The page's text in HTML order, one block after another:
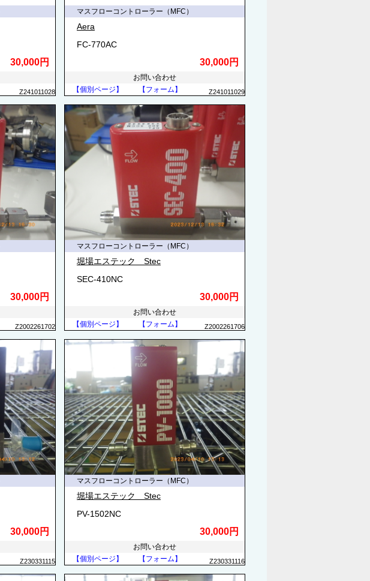
30,000円
Z241011028
マスフローコントローラー（MFC）
Aera
FC-770AC
30,000円
お問い合わせ
【個別ページ】
【フォーム】 Z241011029
30,000円
Z2002261702
マスフローコントローラー（MFC）
堀場エステック Stec
SEC-410NC
30,000円
お問い合わせ
【個別ページ】
【フォーム】 Z2002261706
30,000円
Z230331115
マスフローコントローラー（MFC）
堀場エステック Stec
PV-1502NC
30,000円
お問い合わせ
【個別ページ】
【フォーム】 Z230331116